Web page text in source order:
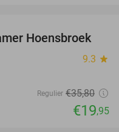
44%
Hoensbroek
9.3 star
Regulier €35,80
€19,95